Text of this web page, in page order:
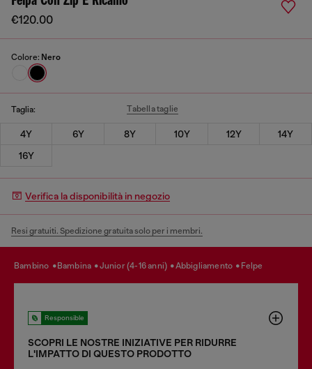
€120.00
Colore: Nero
Taglia: Tabella taglie
4Y 6Y 8Y 10Y 12Y
14Y
16Y
Verifica la disponibilità in negozio
Resi gratuiti. Spedizione gratuita solo per i membri.
bambino bambina junior (4-16 anni) abbigliamento felpe
Responsible
SCOPRI LE NOSTRE INIZIATIVE PER RIDURRE
LʹIMPATTO DI QUESTO PRODOTTO